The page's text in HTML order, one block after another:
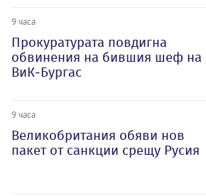
9 часа
Прокуратурата повдигна
обвинения на бившия шеф на
ВиК-Бургас
9 часа
Великобритания обяви нов
пакет от санкции срещу Русия